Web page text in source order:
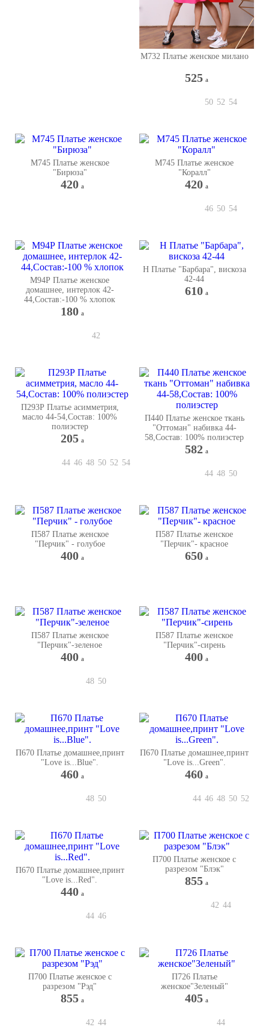
М732 Платье женское милано
525 a
50 52 54
М745 Платье женское
"Бирюза"
420 a
М745 Платье женское
"Коралл"
420 a
46 50 54
М94Р Платье женское
домашнее, интерлок 42-
44,Состав:-100 % хлопок
180 a
42
Н Платье "Барбара", вискоза
42-44
610 a
П293Р Платье асимметрия,
масло 44-54,Состав: 100%
полиэстер
205 a
44 46 48 50 52 54
П440 Платье женское ткань
"Оттоман" набивка 44-
58,Состав: 100% полиэстер
582 a
44 48 50
П587 Платье женское
"Перчик" - голубое
400 a
П587 Платье женское
"Перчик"- красное
650 a
П587 Платье женское
"Перчик"-зеленое
400 a
48 50
П587 Платье женское
"Перчик"-сирень
400 a
П670 Платье домашнее,принт
"Love is...Blue".
460 a
48 50
П670 Платье домашнее,принт
"Love is...Green".
460 a
44 46 48 50 52
П670 Платье домашнее,принт
"Love is...Red".
440 a
44 46
П700 Платье женское с
разрезом "Блэк"
855 a
42 44
П700 Платье женское с
разрезом "Рэд"
855 a
42 44
П726 Платье
женское"Зеленый"
405 a
44